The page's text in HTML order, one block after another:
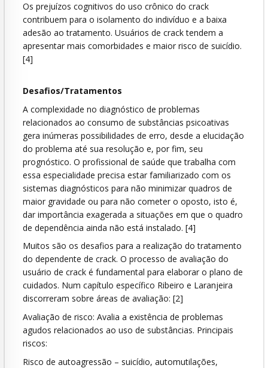
Os prejuízos cognitivos do uso crônico do crack
contribuem para o isolamento do indivíduo e a baixa
adesão ao tratamento. Usuários de crack tendem a
apresentar mais comorbidades e maior risco de suicídio.
[4]
Desafios/Tratamentos
A complexidade no diagnóstico de problemas
relacionados ao consumo de substâncias psicoativas
gera inúmeras possibilidades de erro, desde a elucidação
do problema até sua resolução e, por fim, seu
prognóstico. O profissional de saúde que trabalha com
essa especialidade precisa estar familiarizado com os
sistemas diagnósticos para não minimizar quadros de
maior gravidade ou para não cometer o oposto, isto é,
dar importância exagerada a situações em que o quadro
de dependência ainda não está instalado. [4]
Muitos são os desafios para a realização do tratamento
do dependente de crack. O processo de avaliação do
usuário de crack é fundamental para elaborar o plano de
cuidados. Num capítulo específico Ribeiro e Laranjeira
discorreram sobre áreas de avaliação: [2]
Avaliação de risco: Avalia a existência de problemas
agudos relacionados ao uso de substâncias. Principais
riscos:
Risco de autoagressão – suicídio, automutilações,